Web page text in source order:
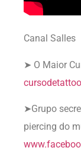
Canal Salles
➤ O Maior
➤Grupo
piercing do